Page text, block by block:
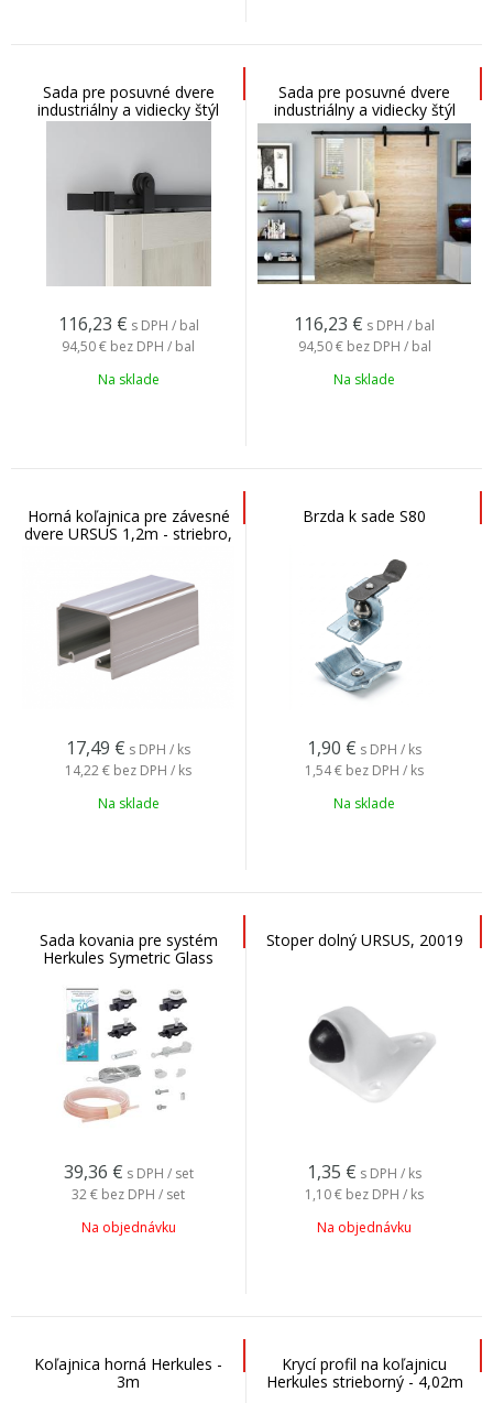
Sada pre posuvné dvere
industriálny a vidiecky štýl
LYRA
116,23 € s DPH / bal
94,50 € bez DPH / bal
Na sklade
Sada pre posuvné dvere
industriálny a vidiecky štýl
116,23 € s DPH / bal
94,50 € bez DPH / bal
Na sklade
Horná koľajnica pre závesné
dvere URSUS 1,2m - striebro,
17,49 € s DPH / ks
14,22 € bez DPH / ks
Na sklade
Brzda k sade S80
1,90 € s DPH / ks
1,54 € bez DPH / ks
Na sklade
Sada kovania pre systém
Herkules Symetric Glass
39,36 € s DPH / set
32 € bez DPH / set
Na objednávku
Stoper dolný URSUS, 20019
1,35 € s DPH / ks
1,10 € bez DPH / ks
Na objednávku
Koľajnica horná Herkules -
3m
Krycí profil na koľajnicu
Herkules strieborný - 4,02m